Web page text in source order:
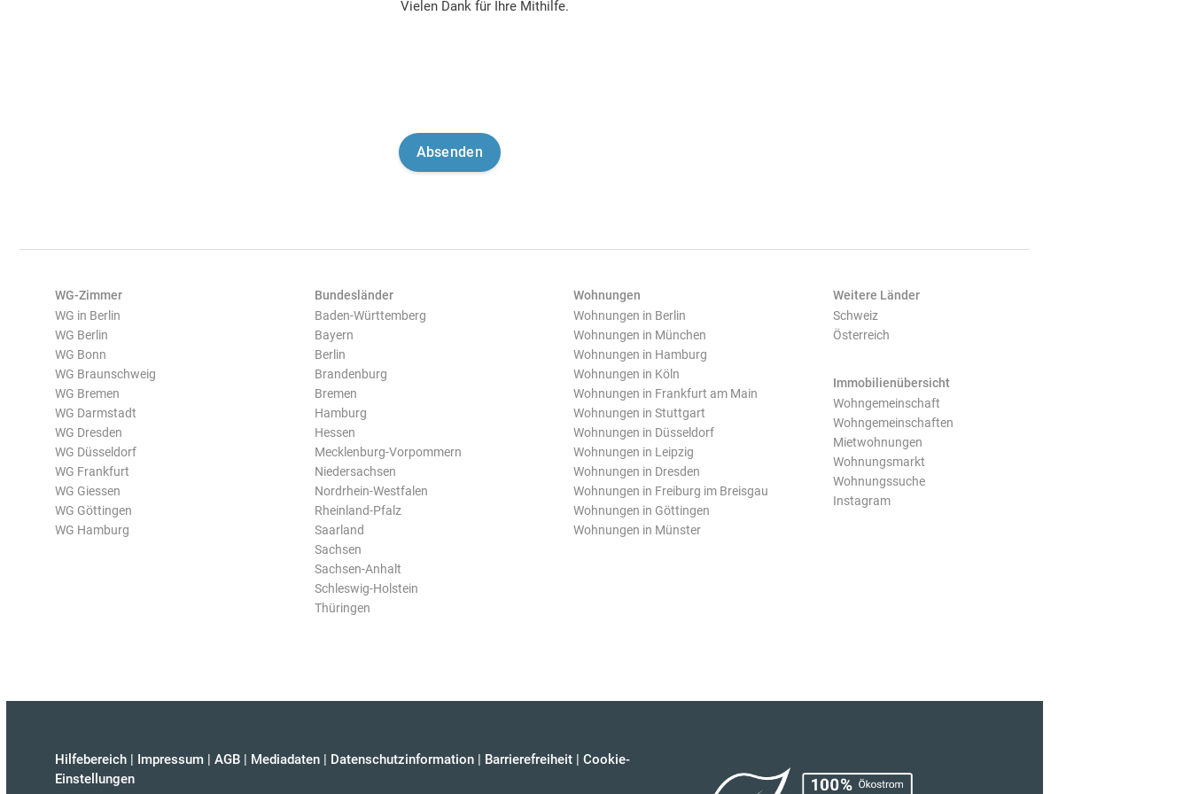
Vielen Dank für Ihre Mithilfe.
WG-Zimmer
WG in Berlin
WG Berlin
WG Bonn
WG Braunschweig
WG Bremen
WG Darmstadt
WG Dresden
WG Düsseldorf
WG Frankfurt
WG Giessen
WG Göttingen
WG Hamburg
Bundesländer
Baden-Württemberg
Bayern
Berlin
Brandenburg
Bremen
Hamburg
Hessen
Mecklenburg-Vorpommern
Niedersachsen
Nordrhein-Westfalen
Rheinland-Pfalz
Saarland
Sachsen
Sachsen-Anhalt
Schleswig-Holstein
Thüringen
Wohnungen
Wohnungen in Berlin
Wohnungen in München
Wohnungen in Hamburg
Wohnungen in Köln
Wohnungen in Frankfurt am Main
Wohnungen in Stuttgart
Wohnungen in Düsseldorf
Wohnungen in Leipzig
Wohnungen in Dresden
Wohnungen in Freiburg im Breisgau
Wohnungen in Göttingen
Wohnungen in Münster
Weitere Länder
Schweiz
Österreich
Immobilienübersicht
Wohngemeinschaft
Wohngemeinschaften
Mietwohnungen
Wohnungsmarkt
Wohnungssuche
Instagram
Hilfebereich | Impressum | AGB | Mediadaten | Datenschutzinformation | Barrierefreiheit | Cookie-
Einstellungen